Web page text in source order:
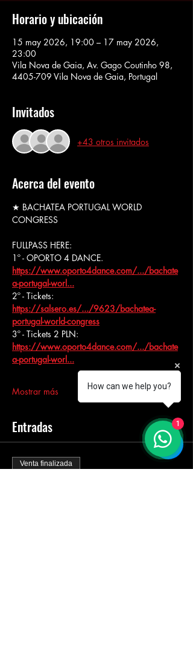
Horario y ubicación
15 may 2026, 19:00 – 17 may 2026,
23:00
Vila Nova de Gaia, Av. Gago Coutinho 98,
4405-709 Vila Nova de Gaia, Portugal
Invitados
+43 otros invitados
Acerca del evento
★ BACHATEA PORTUGAL WORLD
CONGRESS
FULLPASS HERE:
1º - OPORTO 4 DANCE.
https://www.oporto4dance.com/.../bachate
a-portugal-worl...
2º - Tickets:
https://salsero.es/.../9623/bachatea-
portugal-world-congress
3º - Tickets 2 PLN:
https://www.oporto4dance.com/.../bachate
a-portugal-worl...
Mostrar más
Entradas
Venta finalizada
How can we help you?
1